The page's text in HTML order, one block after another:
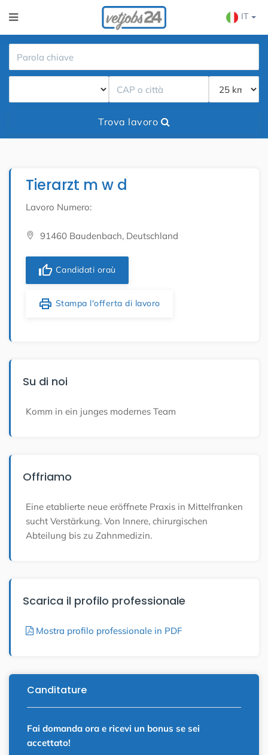
IT
Trova lavoro
Tierarzt m w d
Lavoro Numero:
91460 Baudenbach, Deutschland
thumb_up Candidati oraù
print Stampa l'offerta di lavoro
Su di noi
Komm in ein junges modernes Team
Offriamo
Eine etablierte neue eröffnete Praxis in Mittelfranken
sucht Verstärkung. Von Innere, chirurgischen
Abteilung bis zu Zahnmedizin.
Scarica il profilo professionale
Mostra profilo professionale in PDF
Canditature
Fai domanda ora e ricevi un bonus se sei
accettato!